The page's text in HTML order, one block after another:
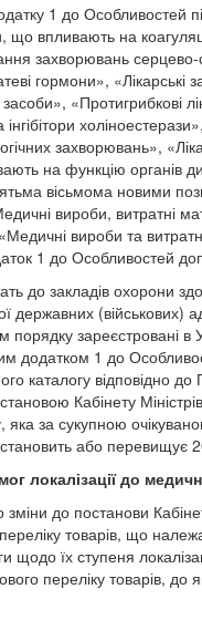
1 до Особливостей
що впливають на
захворювань
гормони»,
засоби», «Протигрибкові
захворювань»,
на функцію органів
вісьмома новими
вироби, витратні
вироби та
1 до Особливостей
до закладів охорони
державних (військових)
порядку зареєстровані в
додатком 1 до
каталогу відповідно
Кабінету
яка за сукупною
або перевищує
локалізації до
до постанови
товарів, що
щодо їх ступеня
переліку товарів,